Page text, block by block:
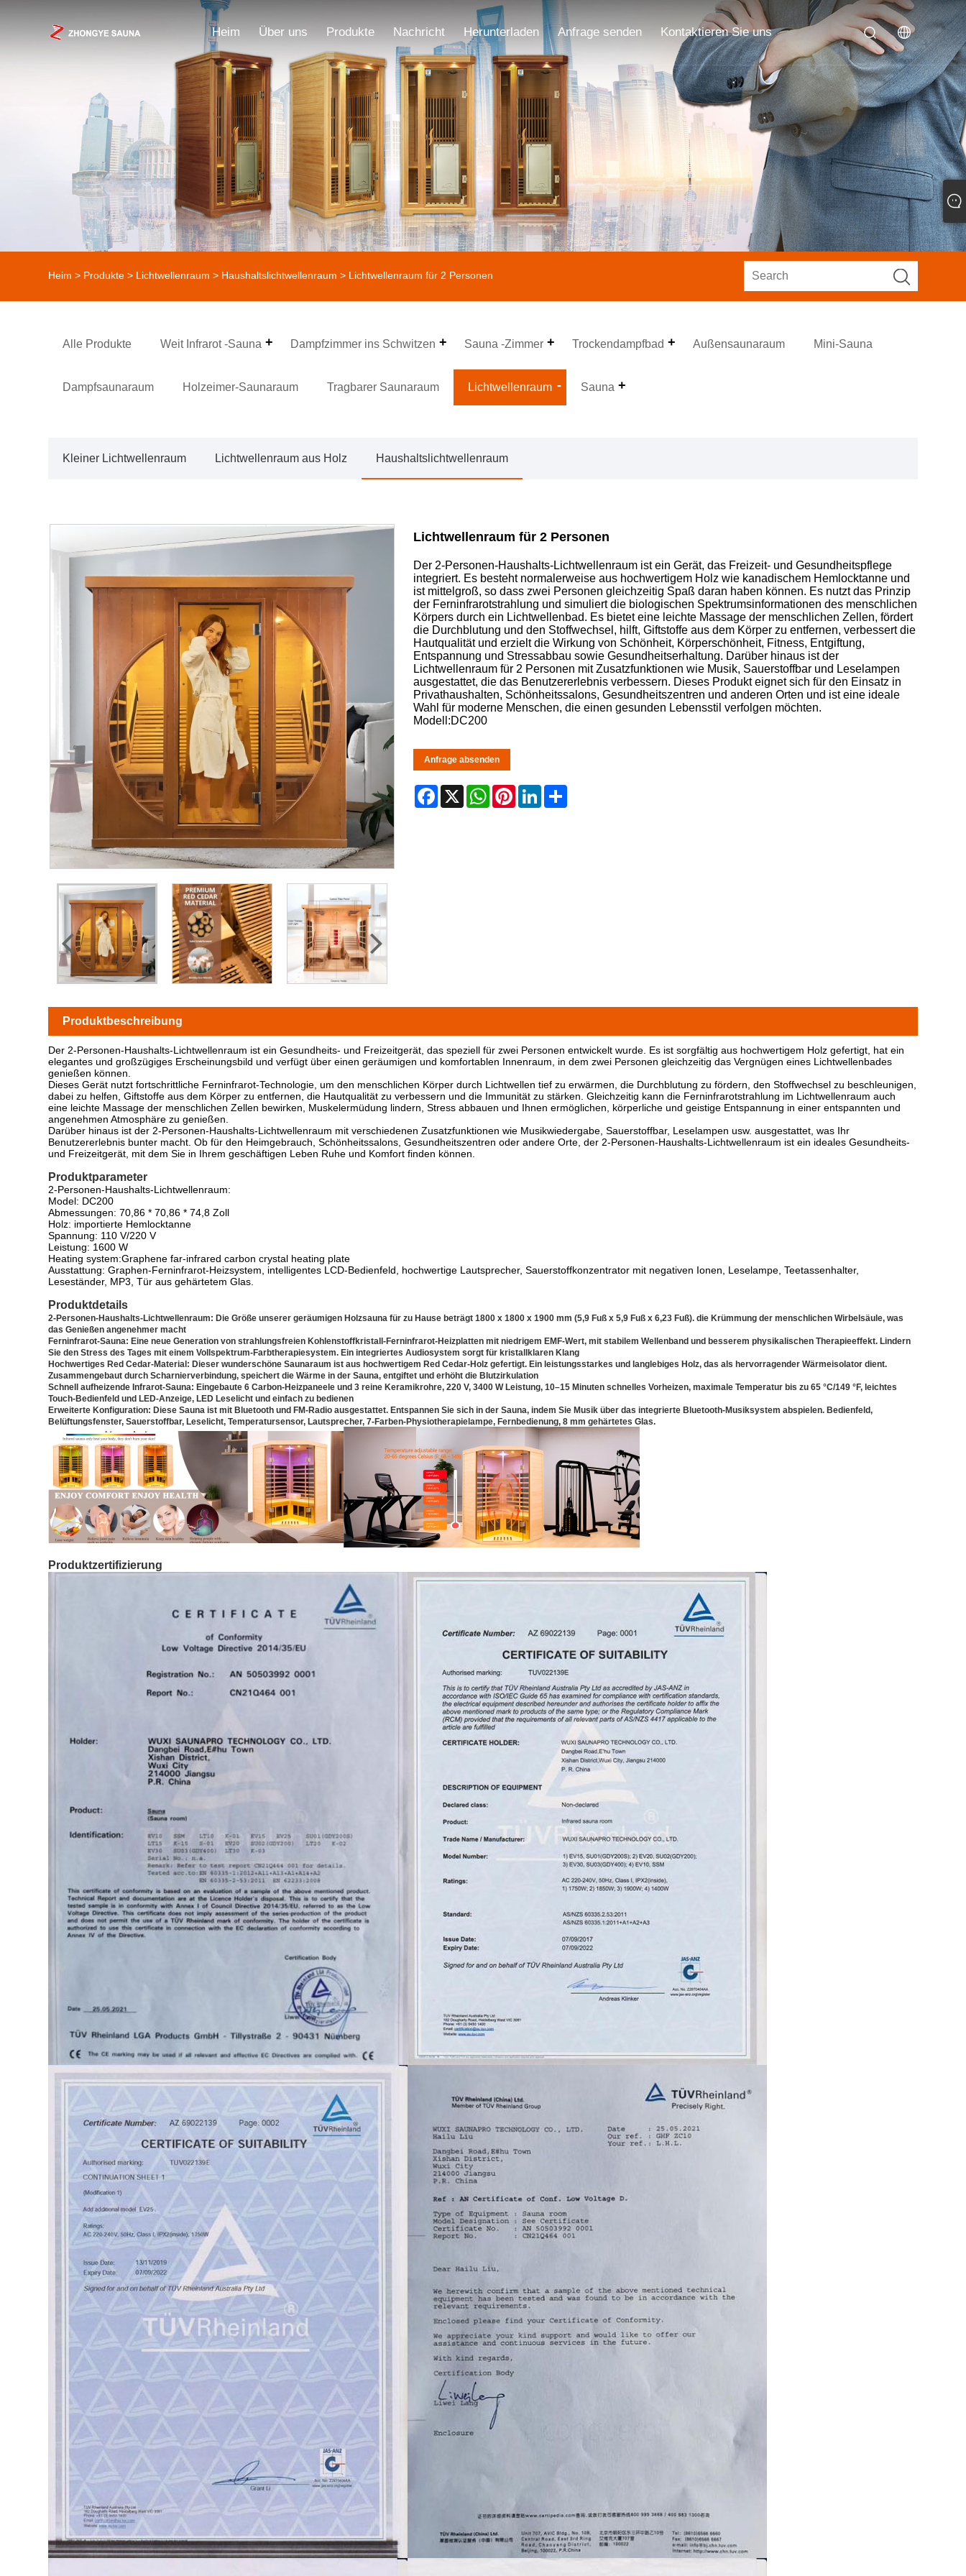
Heim Über uns Produkte Nachricht Herunterladen Anfrage senden Kontaktieren Sie uns
Heim > Produkte > Lichtwellenraum > Haushaltslichtwellenraum > Lichtwellenraum für 2 Personen
Alle Produkte Weit Infrarot -Sauna Dampfzimmer ins Schwitzen Sauna -Zimmer Trockendampfbad Außensaunaraum Mini-Sauna
Dampfsaunaraum Holzeimer-Saunaraum Tragbarer Saunaraum Lichtwellenraum Sauna
Kleiner Lichtwellenraum Lichtwellenraum aus Holz Haushaltslichtwellenraum
Lichtwellenraum für 2 Personen
Der 2-Personen-Haushalts-Lichtwellenraum ist ein Gerät, das Freizeit- und Gesundheitspflege
integriert. Es besteht normalerweise aus hochwertigem Holz wie kanadischem Hemlocktanne und
ist mittelgroß, so dass zwei Personen gleichzeitig Spaß daran haben können. Es nutzt das Prinzip
der Ferninfrarotstrahlung und simuliert die biologischen Spektrumsinformationen des menschlichen
Körpers durch ein Lichtwellenbad. Es bietet eine leichte Massage der menschlichen Zellen, fördert
die Durchblutung und den Stoffwechsel, hilft, Giftstoffe aus dem Körper zu entfernen, verbessert die
Hautqualität und erzielt die Wirkung von Schönheit, Körperschönheit, Fitness, Entgiftung,
Entspannung und Stressabbau sowie Gesundheitserhaltung. Darüber hinaus ist der
Lichtwellenraum für 2 Personen mit Zusatzfunktionen wie Musik, Sauerstoffbar und Leselampen
ausgestattet, die das Benutzererlebnis verbessern. Dieses Produkt eignet sich für den Einsatz in
Privathaushalten, Schönheitssalons, Gesundheitszentren und anderen Orten und ist eine ideale
Wahl für moderne Menschen, die einen gesunden Lebensstil verfolgen möchten.
Modell:DC200
Anfrage absenden
Facebook
X WhatsApp
PinterestLinkedIn
Produktbeschreibung
Der 2-Personen-Haushalts-Lichtwellenraum ist ein Gesundheits- und Freizeitgerät, das speziell für zwei Personen entwickelt wurde. Es ist sorgfältig aus hochwertigem Holz gefertigt, hat ein
elegantes und großzügiges Erscheinungsbild und verfügt über einen geräumigen und komfortablen Innenraum, in dem zwei Personen gleichzeitig das Vergnügen eines Lichtwellenbades
genießen können.
Dieses Gerät nutzt fortschrittliche Ferninfrarot-Technologie, um den menschlichen Körper durch Lichtwellen tief zu erwärmen, die Durchblutung zu fördern, den Stoffwechsel zu beschleunigen,
dabei zu helfen, Giftstoffe aus dem Körper zu entfernen, die Hautqualität zu verbessern und die Immunität zu stärken. Gleichzeitig kann die Ferninfrarotstrahlung im Lichtwellenraum auch
eine leichte Massage der menschlichen Zellen bewirken, Muskelermüdung lindern, Stress abbauen und Ihnen ermöglichen, körperliche und geistige Entspannung in einer entspannten und
angenehmen Atmosphäre zu genießen.
Darüber hinaus ist der 2-Personen-Haushalts-Lichtwellenraum mit verschiedenen Zusatzfunktionen wie Musikwiedergabe, Sauerstoffbar, Leselampen usw. ausgestattet, was Ihr
Benutzererlebnis bunter macht. Ob für den Heimgebrauch, Schönheitssalons, Gesundheitszentren oder andere Orte, der 2-Personen-Haushalts-Lichtwellenraum ist ein ideales Gesundheits-
und Freizeitgerät, mit dem Sie in Ihrem geschäftigen Leben Ruhe und Komfort finden können.
Produktparameter
2-Personen-Haushalts-Lichtwellenraum:
Model: DC200
Abmessungen: 70,86 * 70,86 * 74,8 Zoll
Holz: importierte Hemlocktanne
Spannung: 110 V/220 V
Leistung: 1600 W
Heating system:Graphene far-infrared carbon crystal heating plate
Ausstattung: Graphen-Ferninfrarot-Heizsystem, intelligentes LCD-Bedienfeld, hochwertige Lautsprecher, Sauerstoffkonzentrator mit negativen Ionen, Leselampe, Teetassenhalter,
Leseständer, MP3, Tür aus gehärtetem Glas.
Produktdetails
2-Personen-Haushalts-Lichtwellenraum: Die Größe unserer geräumigen Holzsauna für zu Hause beträgt 1800 x 1800 x 1900 mm (5,9 Fuß x 5,9 Fuß x 6,23 Fuß). die Krümmung der menschlichen Wirbelsäule, was
das Genießen angenehmer macht
Ferninfrarot-Sauna: Eine neue Generation von strahlungsfreien Kohlenstoffkristall-Ferninfrarot-Heizplatten mit niedrigem EMF-Wert, mit stabilem Wellenband und besserem physikalischen Therapieeffekt. Lindern
Sie den Stress des Tages mit einem Vollspektrum-Farbtherapiesystem. Ein integriertes Audiosystem sorgt für kristallklaren Klang
Hochwertiges Red Cedar-Material: Dieser wunderschöne Saunaraum ist aus hochwertigem Red Cedar-Holz gefertigt. Ein leistungsstarkes und langlebiges Holz, das als hervorragender Wärmeisolator dient.
Zusammengebaut durch Scharnierverbindung, speichert die Wärme in der Sauna, entgiftet und erhöht die Blutzirkulation
Schnell aufheizende Infrarot-Sauna: Eingebaute 6 Carbon-Heizpaneele und 3 reine Keramikrohre, 220 V, 3400 W Leistung, 10–15 Minuten schnelles Vorheizen, maximale Temperatur bis zu 65 °C/149 °F, leichtes
Touch-Bedienfeld und LED-Anzeige, LED Leselicht und einfach zu bedienen
Erweiterte Konfiguration: Diese Sauna ist mit Bluetooth und FM-Radio ausgestattet. Entspannen Sie sich in der Sauna, indem Sie Musik über das integrierte Bluetooth-Musiksystem abspielen. Bedienfeld,
Belüftungsfenster, Sauerstoffbar, Leselicht, Temperatursensor, Lautsprecher, 7-Farben-Physiotherapielampe, Fernbedienung, 8 mm gehärtetes Glas.
Produktzertifizierung